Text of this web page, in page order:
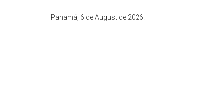
Panamá, 6 de August de 2026.